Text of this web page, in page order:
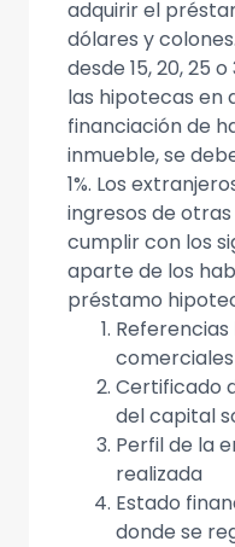
adquirir el
dólares y
desde 15, 20, 25
las hipotecas en
financiación de
inmueble, se
1%. Los
ingresos de
cumplir con los
aparte de los
préstamo
Certificado
del capital
Perfil de la
realizada
Estado
donde se